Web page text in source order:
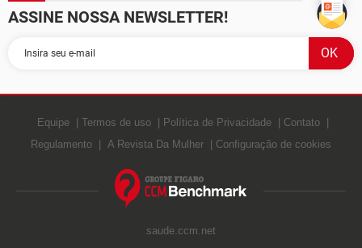
ASSINE NOSSA NEWSLETTER!
Equipe Termos de uso Política de Privacidade
Contato
Regulamento
A Revista Da Mulher Configuração de cookies
saude.ccm.net